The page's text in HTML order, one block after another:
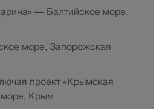
— Балтийское море,
море, Запорожская
проект «Крымская
Крым